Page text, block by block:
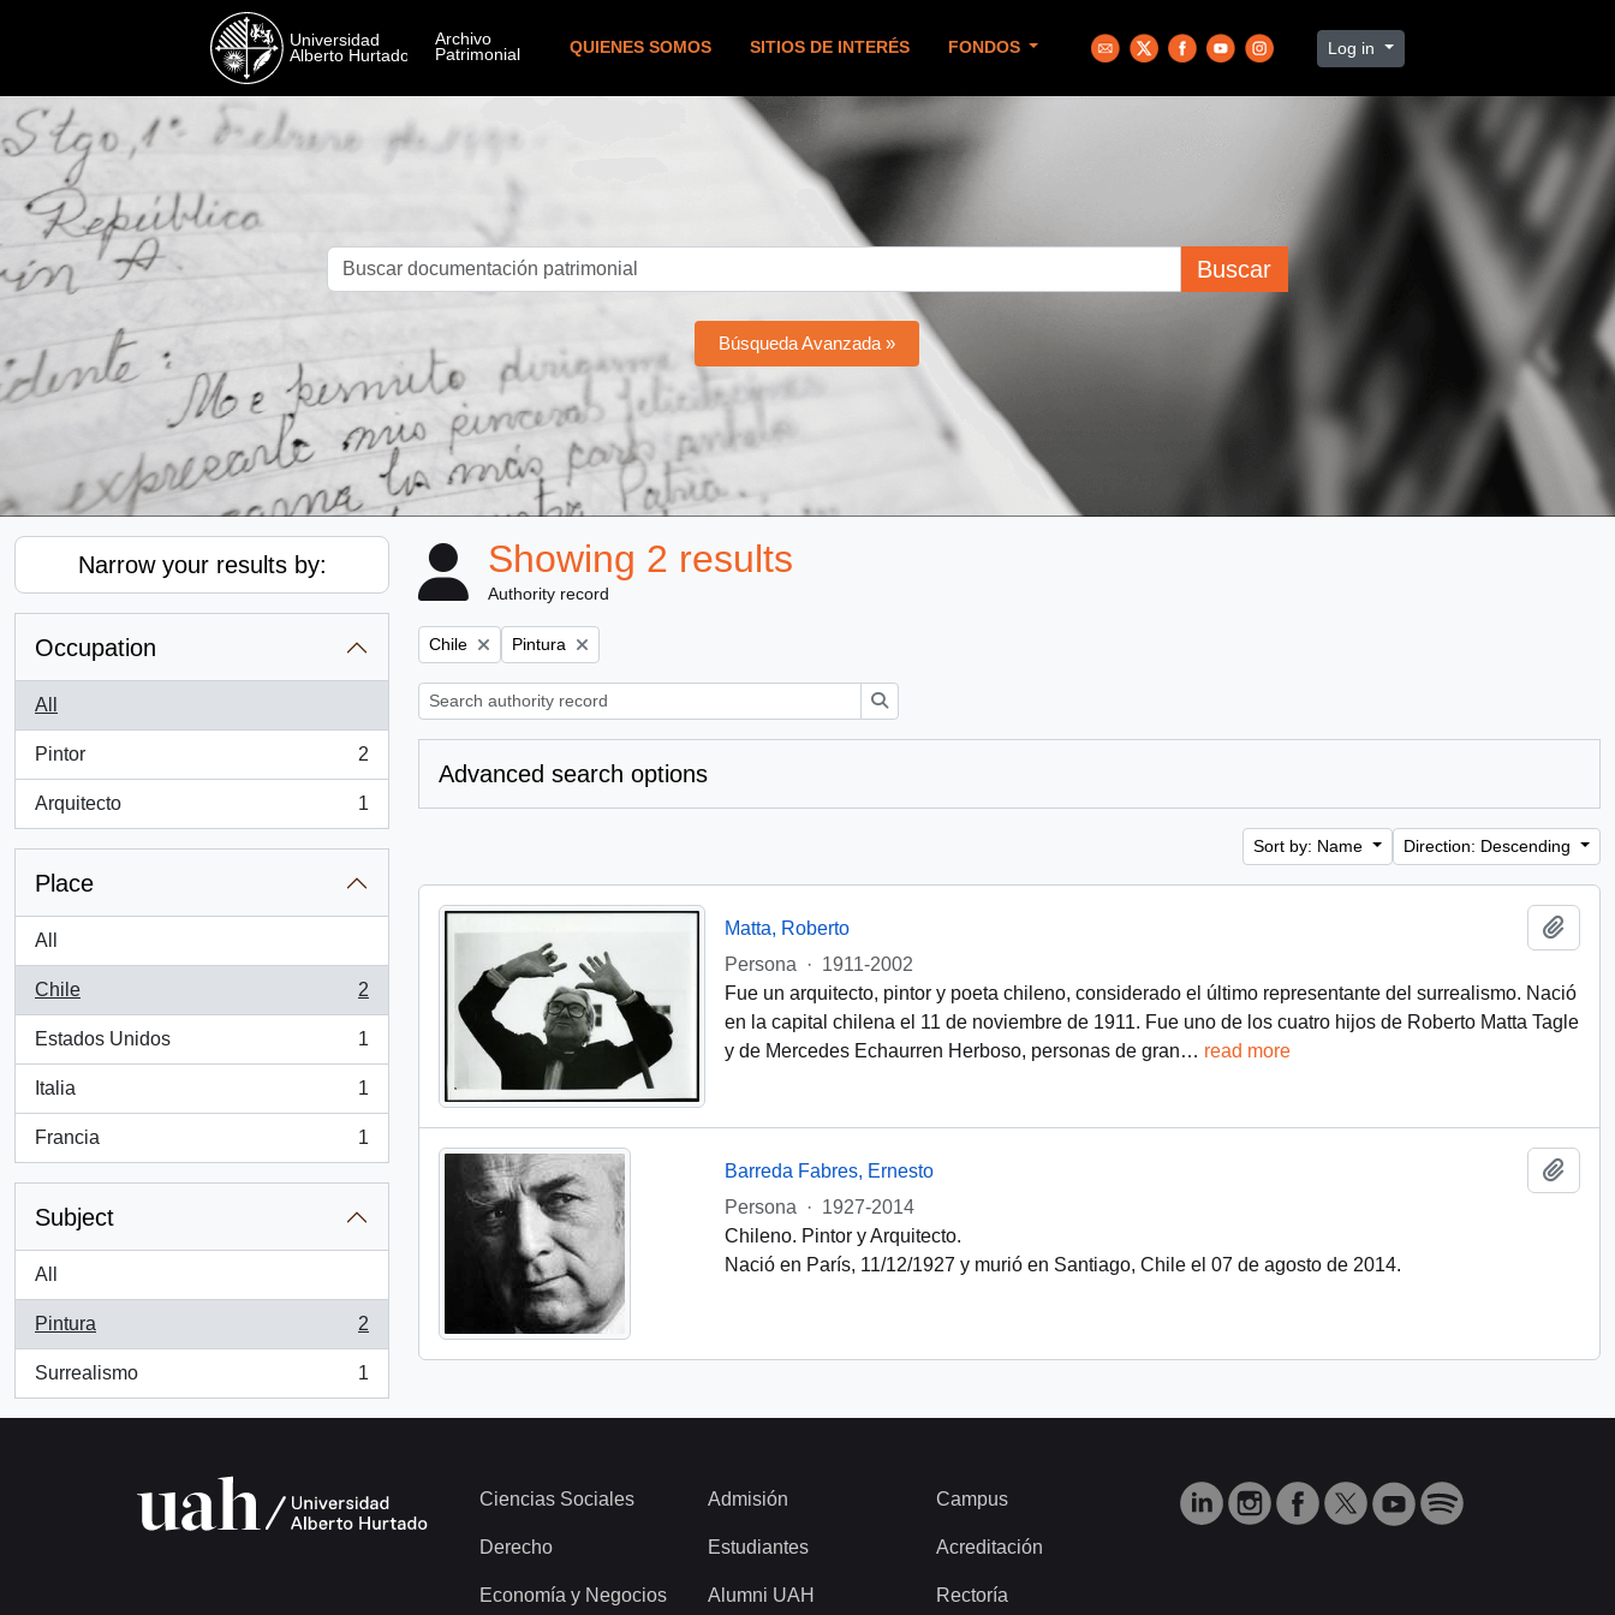
QUIENES SOMOS SITIOS DE INTERÉS FONDOS Log in
Buscar
Búsqueda Avanzada »
Narrow your results by:
Occupation
All
Pintor
, 2 results
2
Arquitecto
, 1 results
1
Place
All
Chile
, 2 results
2
Estados Unidos
, 1 results
1
Italia
, 1 results
1
Francia
, 1 results
1
Subject
All
Pintura
, 2 results
2
Surrealismo
, 1 results
1
Showing 2 results
Authority record
Remove filter:
Chile Remove filter:
Pintura
Advanced search options
Sort by: Name Direction: Descending
Matta, Roberto
Persona
· 1911-2002
Fue un arquitecto, pintor y poeta chileno, considerado el último representante del surrealismo. Nació
en la capital chilena el 11 de noviembre de 1911. Fue uno de los cuatro hijos de Roberto Matta Tagle
y de Mercedes Echaurren Herboso, personas de gran… read more
Barreda Fabres, Ernesto
Persona
· 1927-2014
Chileno. Pintor y Arquitecto.
Nació en París, 11/12/1927 y murió en Santiago, Chile el 07 de agosto de 2014.
Ciencias Sociales
Derecho
Economía y Negocios
Admisión
Estudiantes
Alumni UAH
Campus
Acreditación
Rectoría